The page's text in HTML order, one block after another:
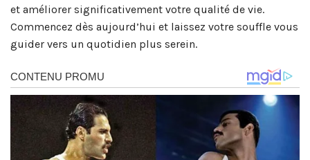
et améliorer significativement votre qualité de vie.
Commencez dès aujourd’hui et laissez votre souffle vous
guider vers un quotidien plus serein.